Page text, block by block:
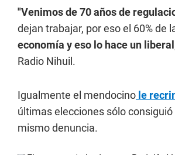
"Venimos de 70 años de
dejan trabajar, por eso el 60% de
economía y eso lo hace un
Radio Nihuil.
Igualmente el mendocino le
últimas elecciones sólo
mismo denuncia.